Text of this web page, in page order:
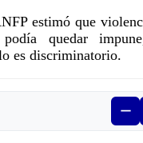
estimó que
quedar
es discriminatorio.